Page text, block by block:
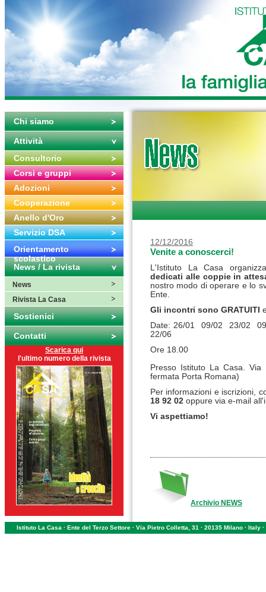
Chi siamo
Attività
Consultorio
Corsi e gruppi
Adozioni
Cooperazione
Anello d'Oro
Servizio DSA
Orientamento
scolastico
News / La rivista
News
Rivista La Casa
Sostienici
Contatti
Scarica qui
l'ultimo numero della rivista
12/12/2016
Venite a conoscerci!
L'Istituto La Casa
dedicati alle coppie in
nostro modo di operare e lo
Ente.
Gli incontri sono GRATUITI
Date: 26/01 09/02 23/02
22/06
Ore 18.00
Presso Istituto La Casa.
fermata Porta Romana)
Per informazioni e iscrizioni,
18 92 02 oppure via e-mail
Vi aspettiamo!
Archivio NEWS
Istituto La Casa · Ente del Terzo Settore · Via Pietro Colletta, 31 · 20135 Milano · Italy